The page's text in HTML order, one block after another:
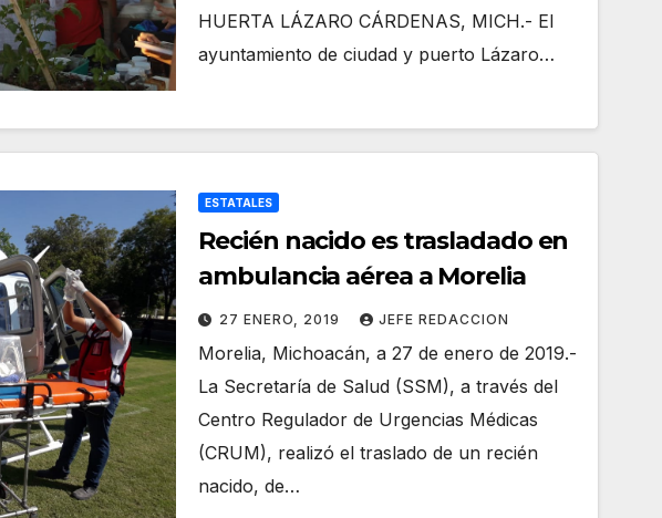
HUERTA LÁZARO CÁRDENAS, MICH.- El
ayuntamiento de ciudad y puerto Lázaro…
ESTATALES
Recién nacido es trasladado en
ambulancia aérea a Morelia
27 ENERO, 2019 JEFE REDACCION
Morelia, Michoacán, a 27 de enero de 2019.-
La Secretaría de Salud (SSM), a través del
Centro Regulador de Urgencias Médicas
(CRUM), realizó el traslado de un recién
nacido, de…